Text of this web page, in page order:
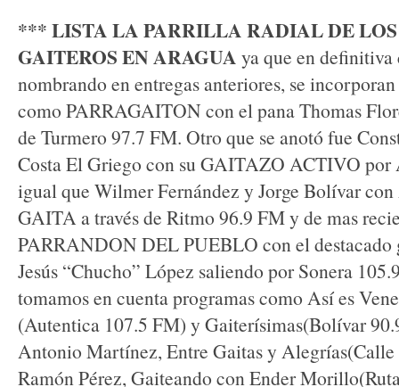
*** LISTA LA PARRILLA RADIAL DE LOS
GAITEROS EN ARAGUA ya que en definitiva
nombrando en entregas anteriores, se
como PARRAGAITON con el pana Thomas
de Turmero 97.7 FM. Otro que se anotó fue
Costa El Griego con su GAITAZO ACTIVO por
igual que Wilmer Fernández y Jorge Bolívar
GAITA a través de Ritmo 96.9 FM y de mas
PARRANDON DEL PUEBLO con el destacado
Jesús “Chucho” López saliendo por Sonera
tomamos en cuenta programas como Así es
(Autentica 107.5 FM) y Gaiterísimas(Bolívar
Antonio Martínez, Entre Gaitas y Alegrías(Calle
Ramón Pérez, Gaiteando con Ender